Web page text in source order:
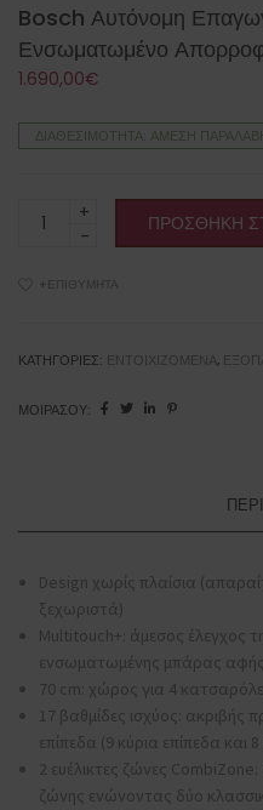
Bosch Αυτόνομη
Ενσωματωμένο
1.690,00€
ΔΙΑΘΕΣΙΜΌΤΗΤΑ: ΆΜΕΣΗ
Αυτόνομη
Εστία
Ενσωματωμένο
ποσότητα
ΠΡΟΣΘΉΚΗ
+ΕΠΙΘΥΜΗΤΆ
ΚΑΤΗΓΟΡΊΕΣ: ΕΝΤΟΙΧΙΖΌΜΕΝΑ,
ΜΟΙΡΆΣΟΥ:
Design χωρίς πλαίσια
ξεχωριστά)
Multitouch+: άμεσος έλεγχος
ενσωματωμένης μπάρας αφής
70 cm: χώρος για 4
17 βαθμίδες ισχύος: ακριβής
επίπεδα (9 κύρια επίπεδα και
2 ευέλικτες ζώνες CombiZone:
ζώνης ενώνοντας δύο